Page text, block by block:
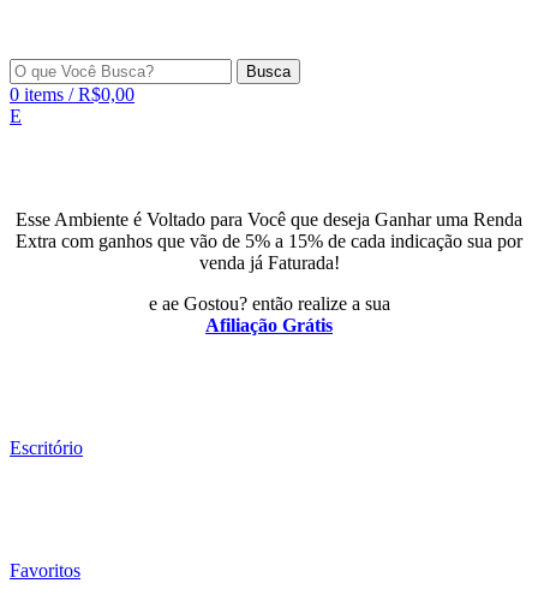
Busca
0 items / R$0,00
E
Esse Ambiente é Voltado para Você que deseja Ganhar uma Renda
Extra com ganhos que vão de 5% a 15% de cada indicação sua por
venda já Faturada!
e ae Gostou? então realize a sua
Afiliação Grátis
Escritório
Favoritos